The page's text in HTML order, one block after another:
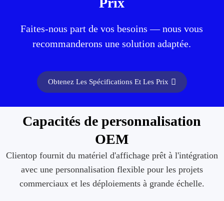
Faites-nous part de vos besoins — nous vous
recommanderons une solution adaptée.
Obtenez Les Spécifications Et Les Prix
Capacités de personnalisation
OEM
Clientop fournit du matériel d'affichage prêt à l'intégration
avec une personnalisation flexible pour les projets
commerciaux et les déploiements à grande échelle.